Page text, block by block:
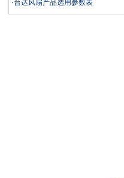
·台达风扇产品选用参数表